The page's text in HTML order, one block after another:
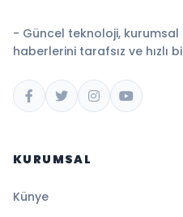
- Güncel teknoloji,
haberlerini tarafsız ve hızlı
KURUMSAL
Künye